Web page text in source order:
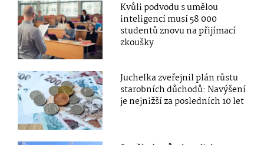
Kvůli podvodu s umělou
inteligencí musí 58 000
studentů znovu na přijímací
zkoušky
Juchelka zveřejnil plán růstu
starobních důchodů: Navýšení
je nejnižší za posledních 10 let